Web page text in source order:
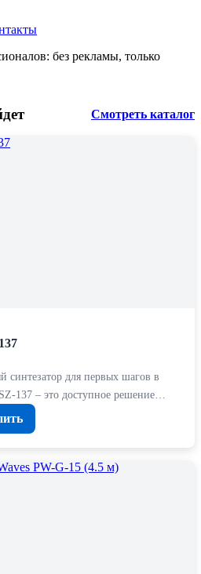
без рекламы, только
Смотреть каталог
синтезатор для первых шагов в
137 – это доступное решение…